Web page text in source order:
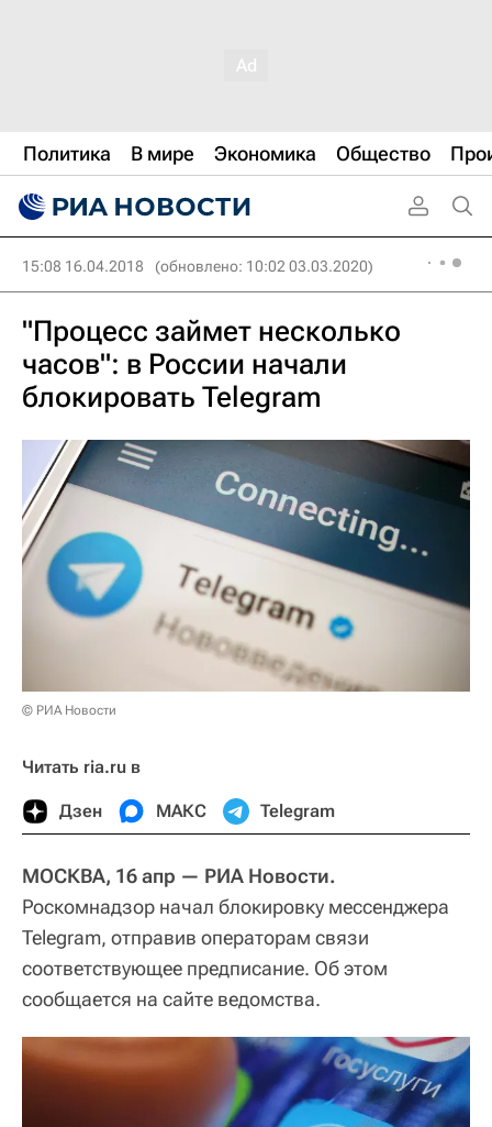
Политика В мире Экономика Общество
15:08 16.04.2018 (обновлено: 10:02 03.03.2020)
"Процесс займет несколько
часов": в России начали
блокировать Telegram‍
© РИА Новости
Читать ria.ru в
Дзен МАКС Telegram
МОСКВА, 16 апр — РИА Новости.
Роскомнадзор начал блокировку мессенджера
Telegram, отправив операторам связи
соответствующее предписание. Об этом
сообщается на сайте ведомства.